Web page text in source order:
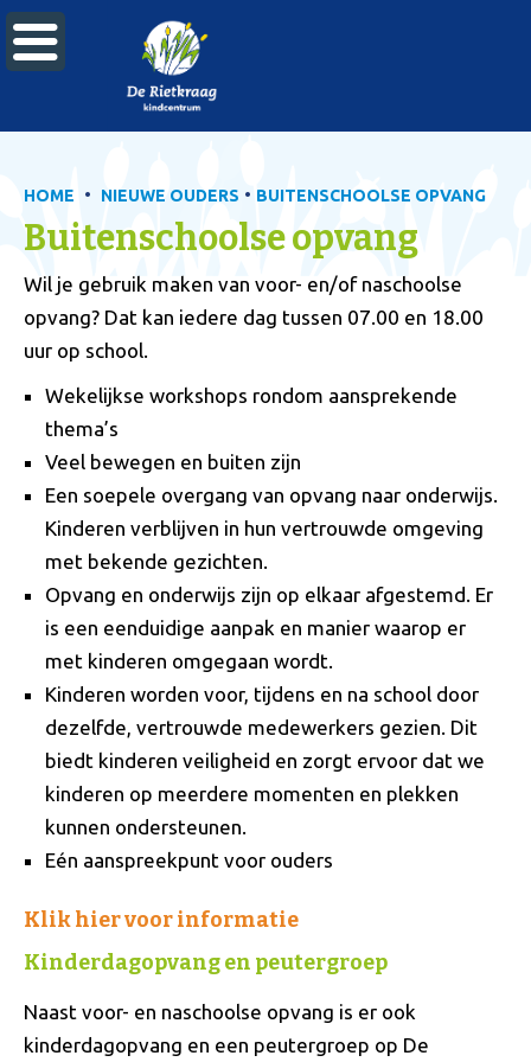

HOME • NIEUWE OUDERS • BUITENSCHOOLSE OPVANG
Buitenschoolse opvang
Wil je gebruik maken van voor- en/of naschoolse
opvang? Dat kan iedere dag tussen 07.00 en 18.00
uur op school.
Wekelijkse workshops rondom aansprekende
thema’s
Veel bewegen en buiten zijn
Een soepele overgang van opvang naar onderwijs.
Kinderen verblijven in hun vertrouwde omgeving
met bekende gezichten.
Opvang en onderwijs zijn op elkaar afgestemd. Er
is een eenduidige aanpak en manier waarop er
met kinderen omgegaan wordt.
Kinderen worden voor, tijdens en na school door
dezelfde, vertrouwde medewerkers gezien. Dit
biedt kinderen veiligheid en zorgt ervoor dat we
kinderen op meerdere momenten en plekken
kunnen ondersteunen.
Eén aanspreekpunt voor ouders
Klik hier voor informatie
Kinderdagopvang en peutergroep
Naast voor- en naschoolse opvang is er ook
kinderdagopvang en een peutergroep op De